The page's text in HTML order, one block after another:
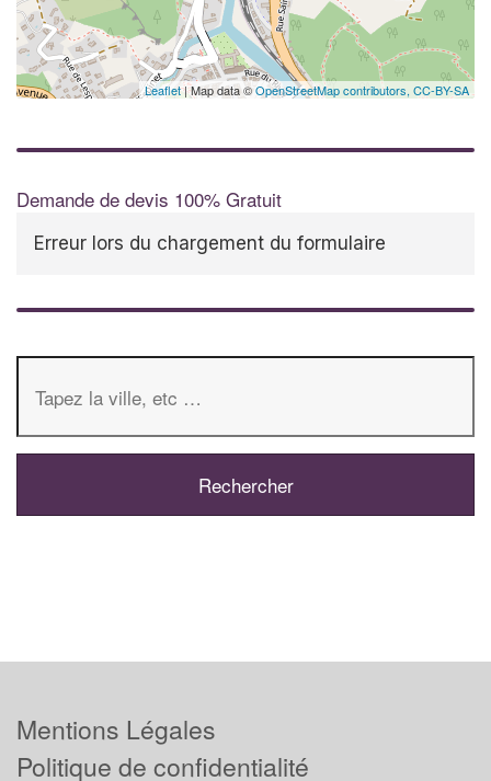
Leaflet| Map data ©OpenStreetMap contributors, CC-BY-SA
Demande de devis 100% Gratuit
Erreur lors du chargement du formulaire
Mentions Légales
Politique de confidentialité